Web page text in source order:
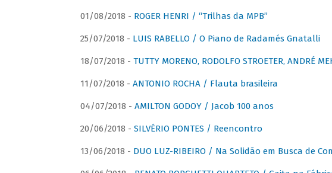
01/08/2018 - ROGER HENRI / “Trilhas da MPB”
25/07/2018 - LUIS RABELLO / O Piano de Radamés Gnatalli
18/07/2018 - TUTTY MORENO, RODOLFO STROETER, ANDRÉ
11/07/2018 - ANTONIO ROCHA / Flauta brasileira
04/07/2018 - AMILTON GODOY / Jacob 100 anos
20/06/2018 - SILVÉRIO PONTES / Reencontro
13/06/2018 - DUO LUZ-RIBEIRO / Na Solidão em Busca de